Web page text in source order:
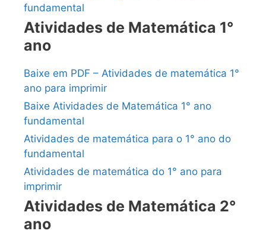
fundamental
Atividades de Matemática 1°
ano
Baixe em PDF – Atividades de matemática 1°
ano para imprimir
Baixe Atividades de Matemática 1° ano
fundamental
Atividades de matemática para o 1° ano do
fundamental
Atividades de matemática do 1° ano para
imprimir
Atividades de Matemática 2°
ano